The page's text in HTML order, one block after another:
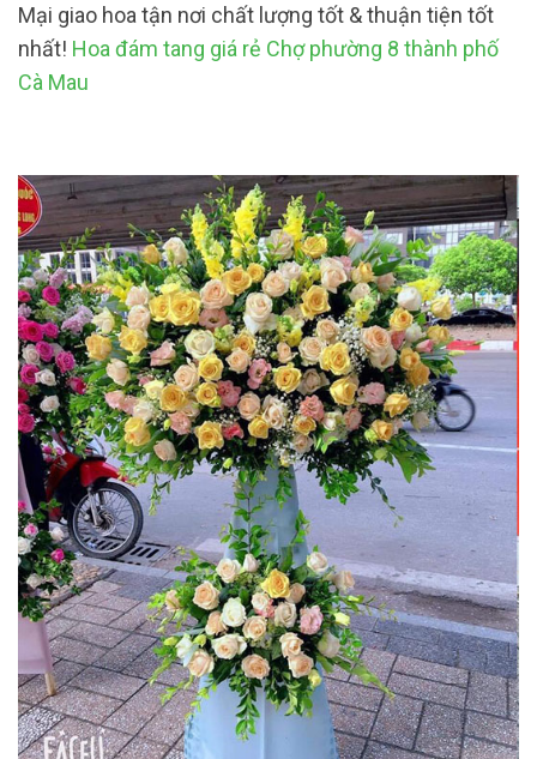
Mại giao hoa tận nơi chất lượng tốt & thuận tiện tốt
nhất! Hoa đám tang giá rẻ Chợ phường 8 thành phố
Cà Mau